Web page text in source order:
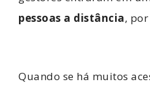
pessoas a distância,
Quando se há muitos